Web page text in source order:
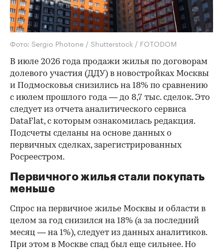
Фото: Sergio Photone / Shutterstock / FOTODOM
В июле 2026 года продажи жилья по договорам
долевого участия (ДДУ) в новостройках Москвы
и Подмосковья снизились на 18% по сравнению
с июлем прошлого года — до 8,7 тыс. сделок. Это
следует из отчета аналитического сервиса
DataFlat, с которым ознакомилась редакция.
Подсчеты сделаны на основе данных о
первичных сделках, зарегистрированных
Росреестром.
Первичного жилья стали покупать
меньше
Спрос на первичное жилье Москвы и области в
целом за год снизился на 18% (а за последний
месяц — на 1%), следует из данных аналитиков.
При этом в Москве спад был еще сильнее. Но